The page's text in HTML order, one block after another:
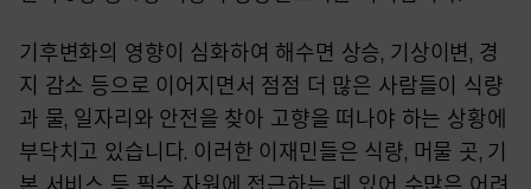
기후변화의 영향이 심화하여 해수면 상승, 기상이변, 경
지 감소 등으로 이어지면서 점점 더 많은 사람들이 식량
과 물, 일자리와 안전을 찾아 고향을 떠나야 하는 상황에
부닥치고 있습니다. 이러한 이재민들은 식량, 머물 곳, 기